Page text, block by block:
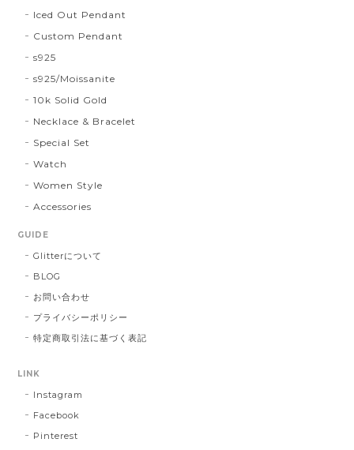
Iced Out Pendant
Custom Pendant
s925
s925/Moissanite
10k Solid Gold
Necklace & Bracelet
Special Set
Watch
Women Style
Accessories
GUIDE
Glitterについて
BLOG
お問い合わせ
プライバシーポリシー
特定商取引法に基づく表記
LINK
Instagram
Facebook
Pinterest